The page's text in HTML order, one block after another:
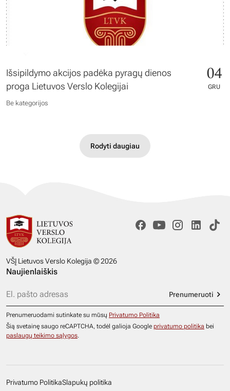
Išsipildymo akcijos padėka pyragų dienos
proga Lietuvos Verslo Kolegijai
04
GRU
Be kategorijos
Rodyti daugiau
VŠĮ Lietuvos Verslo Kolegija © 2026
Naujienlaiškis
Prenumeruoti
Prenumeruodami sutinkate su mūsų Privatumo Politika
Šią svetainę saugo reCAPTCHA, todėl galioja Google privatumo politika bei
paslaugų teikimo sąlygos.
Privatumo PolitikaSlapukų politika